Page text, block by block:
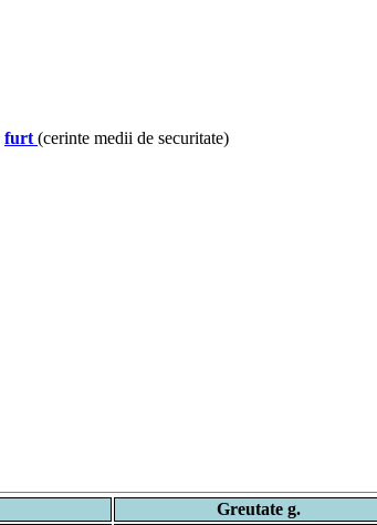
furt (cerinte medii de securitate)
Greutate g.